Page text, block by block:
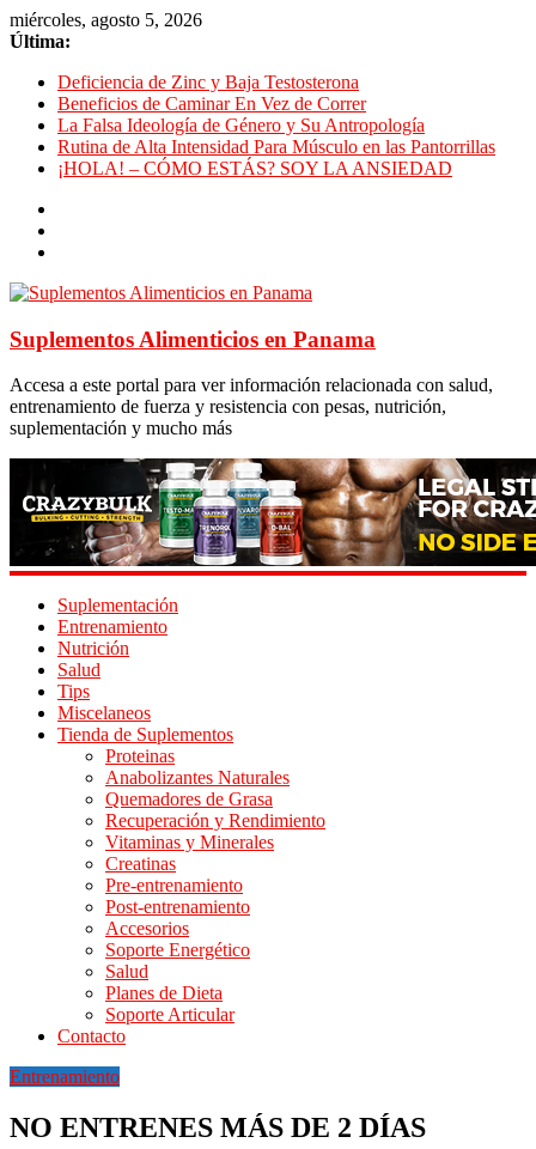
miércoles, agosto 5, 2026
Última:
Deficiencia de Zinc y Baja Testosterona
Beneficios de Caminar En Vez de Correr
La Falsa Ideología de Género y Su Antropología
Rutina de Alta Intensidad Para Músculo en las Pantorrillas
¡HOLA! – CÓMO ESTÁS? SOY LA ANSIEDAD
Suplementos Alimenticios en Panama
Accesa a este portal para ver información relacionada con salud,
entrenamiento de fuerza y resistencia con pesas, nutrición,
suplementación y mucho más
Suplementación
Entrenamiento
Nutrición
Salud
Tips
Miscelaneos
Tienda de Suplementos
Proteinas
Anabolizantes Naturales
Quemadores de Grasa
Recuperación y Rendimiento
Vitaminas y Minerales
Creatinas
Pre-entrenamiento
Post-entrenamiento
Accesorios
Soporte Energético
Salud
Planes de Dieta
Soporte Articular
Contacto
Entrenamiento
NO ENTRENES MÁS DE 2 DÍAS